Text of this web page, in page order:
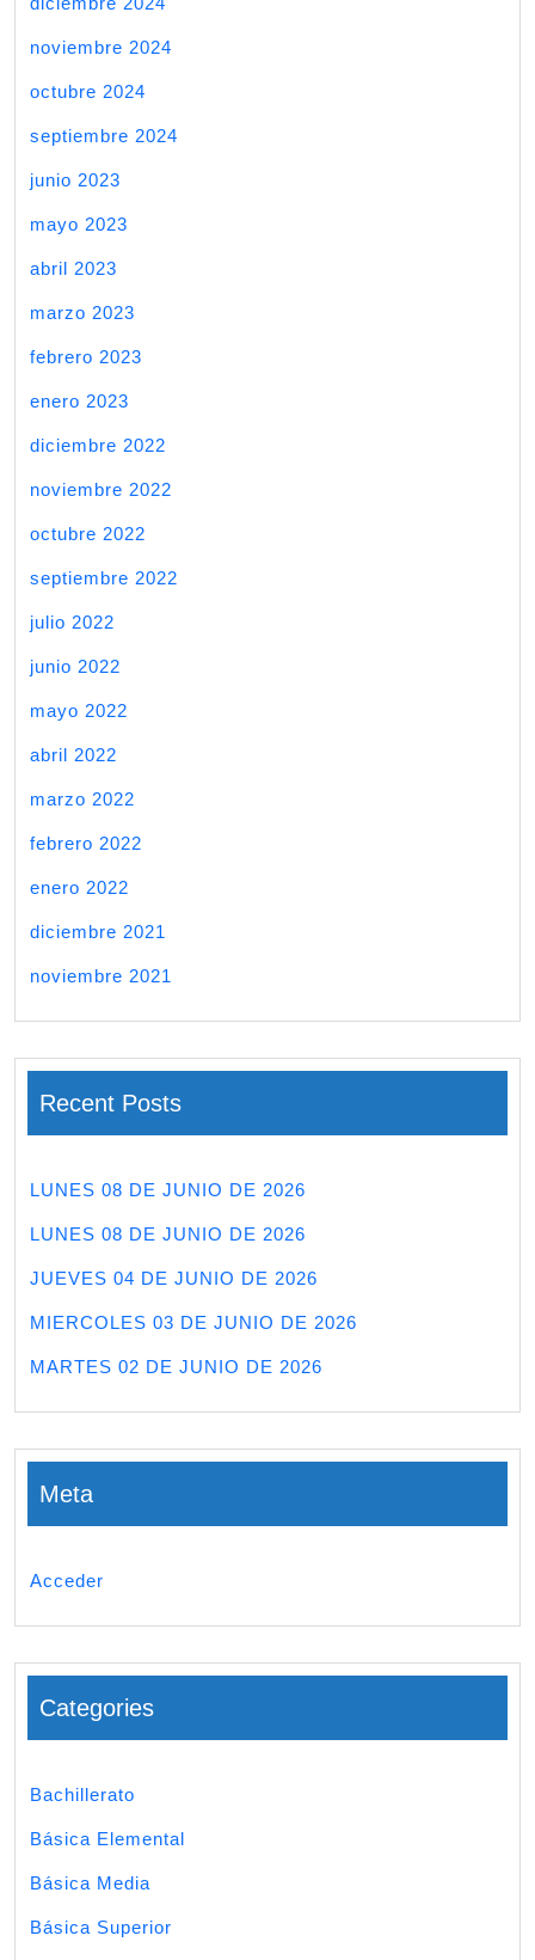
noviembre 2024
octubre 2024
septiembre 2024
junio 2023
mayo 2023
abril 2023
marzo 2023
febrero 2023
enero 2023
diciembre 2022
noviembre 2022
octubre 2022
septiembre 2022
julio 2022
junio 2022
mayo 2022
abril 2022
marzo 2022
febrero 2022
enero 2022
diciembre 2021
noviembre 2021
Recent Posts
LUNES 08 DE JUNIO DE 2026
LUNES 08 DE JUNIO DE 2026
JUEVES 04 DE JUNIO DE 2026
MIERCOLES 03 DE JUNIO DE 2026
MARTES 02 DE JUNIO DE 2026
Meta
Acceder
Categories
Bachillerato
Básica Elemental
Básica Media
Básica Superior